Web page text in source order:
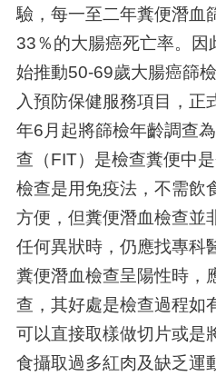
驗，每一至二年糞便潛血
33％的大腸癌死亡率。因
始推動50-69歲大腸癌篩
入預防保健服務項目，正
年6 月起將篩檢年齡調查為
查（FIT）是檢查糞便中
檢查是用免疫法，不需飲
方便，但糞便潛血檢查並
任何異狀時，仍應找專科
糞便潛血檢查呈陽性時，
查，其好處是檢查過程如
可以直接取樣做切片或是
食攝取過多紅肉及缺乏運